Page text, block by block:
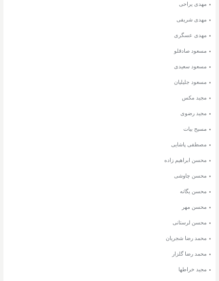
مهدی یراحی
مهدی شریفی
مهدی عسگری
مسعود صادقلو
مسعود سعیدی
مسعود جلیلیان
مجید مکس
مجید رضوی
مسیح بیات
مصطفی پاشایی
محسن ابراهیم زاده
محسن چاوشی
محسن یگانه
محسن مهر
محسن لرستانی
محمد رضا شجریان
محمد رضا گلزار
مجید خراطها